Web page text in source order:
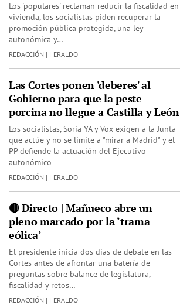
Los 'populares' reclaman reducir la fiscalidad en
vivienda, los socialistas piden recuperar la
promoción pública protegida, una ley
autonómica y…
REDACCIÓN | HERALDO
Las Cortes ponen 'deberes' al
Gobierno para que la peste
porcina no llegue a Castilla y León
Los socialistas, Soria YA y Vox exigen a la Junta
que actúe y no se limite a "mirar a Madrid" y el
PP defiende la actuación del Ejecutivo
autonómico
REDACCIÓN | HERALDO
🔴 Directo | Mañueco abre un
pleno marcado por la ‘trama
eólica’
El presidente inicia dos días de debate en las
Cortes antes de afrontar una batería de
preguntas sobre balance de legislatura,
fiscalidad y retos…
REDACCIÓN | HERALDO